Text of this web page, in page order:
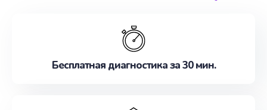
наилучшим образом. Не медлите записаться на
Бесплатная диагностика за 30 мин.